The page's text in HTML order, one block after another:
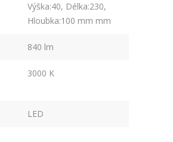
Výška:40, Délka:230,
Hloubka:100 mm mm
840 lm
3000 K
LED